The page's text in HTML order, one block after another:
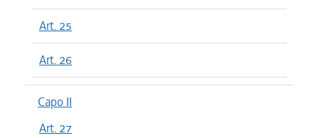
Art. 25
Art. 26
Capo II
Art. 27